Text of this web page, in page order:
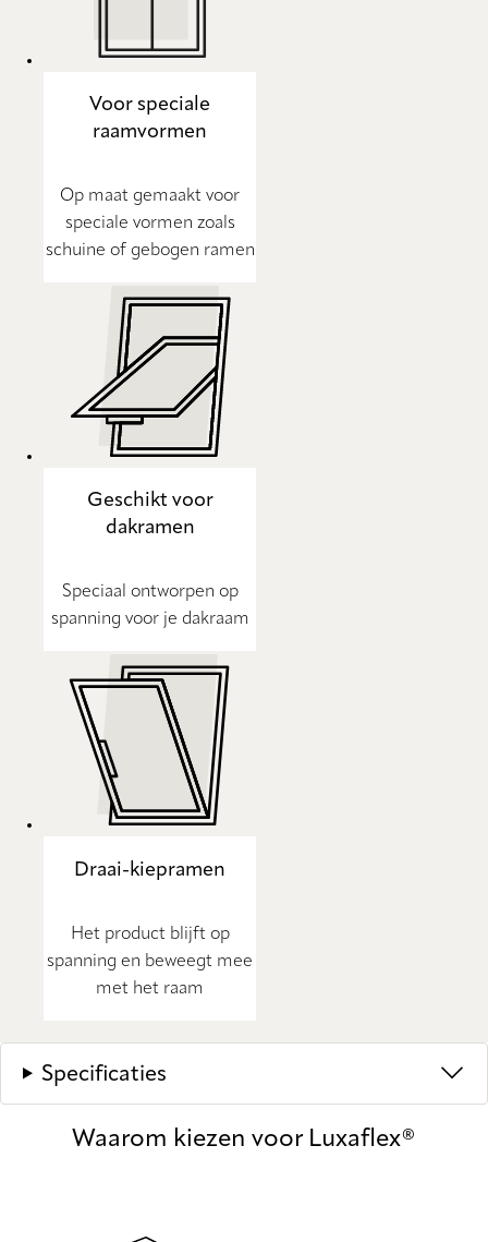
Voor speciale
raamvormen
Op maat gemaakt voor
speciale vormen zoals
schuine of gebogen ramen
Geschikt voor
dakramen
Speciaal ontworpen op
spanning voor je dakraam
Draai-kiepramen
Het product blijft op
spanning en beweegt mee
met het raam
Specificaties
Waarom kiezen voor Luxaflex®